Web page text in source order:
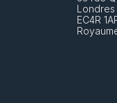
Londres
EC4R